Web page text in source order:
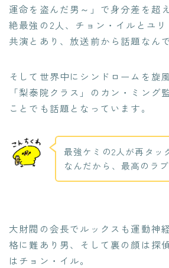
運命を盗んだ男～」で身分差を超
絶最強の2人、チョン・イルとユ
共演とあり、放送前から話題なんで
そして世界中にシンドロームを旋
「梨泰院クラス」のカン・ミング
ことでも話題となっています。
最強ケミの2人が再タッ
なんだから、最高のラ
大財閥の会長でルックスも運動神
格に難あり男、そして裏の顔は探
はチョン・イル。